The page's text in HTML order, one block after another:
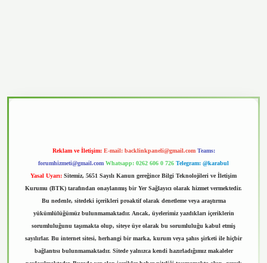
Reklam ve İletişim: E-mail: backlinkpaneli@gmail.com Teams:
forumhizmeti@gmail.com Whatsapp: 0262 606 0 726 Telegram: @karabul
Yasal Uyarı: Sitemiz, 5651 Sayılı Kanun gereğince Bilgi Teknolojileri ve İletişim
Kurumu (BTK) tarafından onaylanmış bir Yer Sağlayıcı olarak hizmet vermektedir.
Bu nedenle, sitedeki içerikleri proaktif olarak denetleme veya araştırma
yükümlülüğümüz bulunmamaktadır. Ancak, üyelerimiz yazdıkları içeriklerin
sorumluluğunu taşımakta olup, siteye üye olarak bu sorumluluğu kabul etmiş
sayılırlar. Bu internet sitesi, herhangi bir marka, kurum veya şahıs şirketi ile hiçbir
bağlantısı bulunmamaktadır. Sitede yalnızca kendi hazırladığımız makaleler